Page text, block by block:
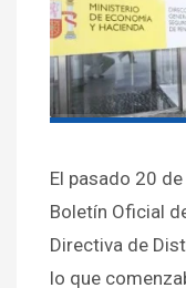
El pasado 20
Boletín Oficial
Directiva de
lo que